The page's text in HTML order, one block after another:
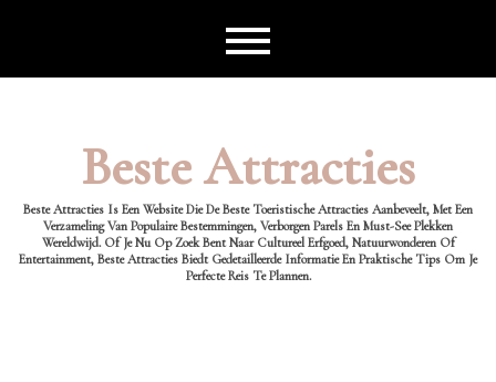
Beste Attracties
Beste Attracties Is Een Website Die De Beste Toeristische Attracties Aanbeveelt, Met Een
Verzameling Van Populaire Bestemmingen, Verborgen Parels En Must-See Plekken
Wereldwijd. Of Je Nu Op Zoek Bent Naar Cultureel Erfgoed, Natuurwonderen Of
Entertainment, Beste Attracties Biedt Gedetailleerde Informatie En Praktische Tips Om Je
Perfecte Reis Te Plannen.